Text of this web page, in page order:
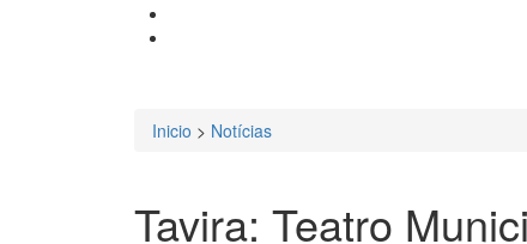
Está aqui
Inicio > Notícias
Tavira: Teatro